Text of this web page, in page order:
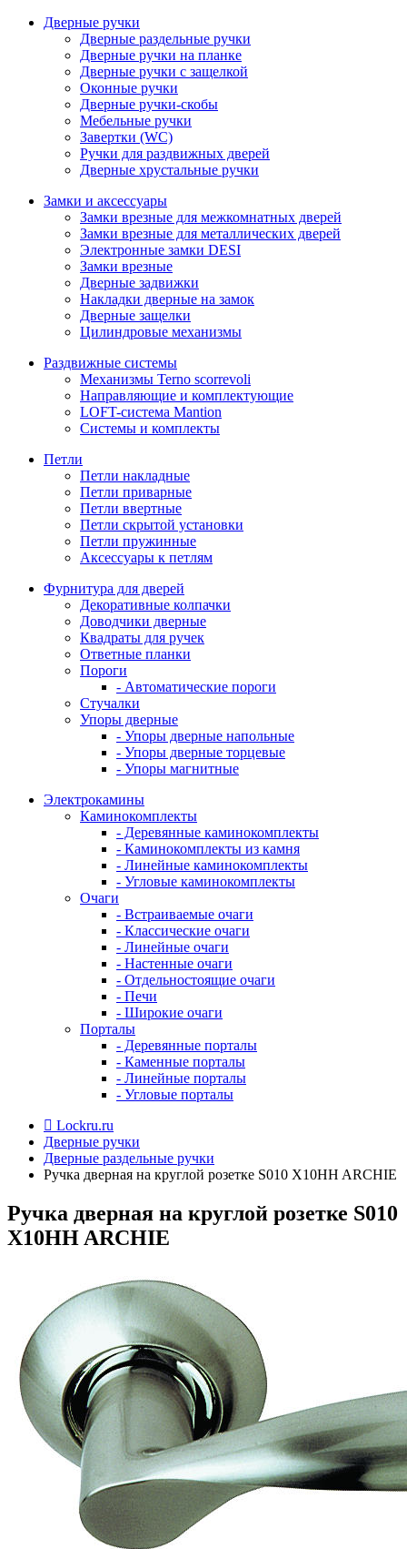
Дверные ручки
Дверные раздельные ручки
Дверные ручки на планке
Дверные ручки с защелкой
Оконные ручки
Дверные ручки-скобы
Мебельные ручки
Завертки (WC)
Ручки для раздвижных дверей
Дверные хрустальные ручки
Замки и аксессуары
Замки врезные для межкомнатных дверей
Замки врезные для металлических дверей
Электронные замки DESI
Замки врезные
Дверные задвижки
Накладки дверные на замок
Дверные защелки
Цилиндровые механизмы
Раздвижные системы
Механизмы Terno scorrevoli
Направляющие и комплектующие
LOFT-cистема Mantion
Системы и комплекты
Петли
Петли накладные
Петли приварные
Петли ввертные
Петли скрытой установки
Петли пружинные
Аксессуары к петлям
Фурнитура для дверей
Декоративные колпачки
Доводчики дверные
Квадраты для ручек
Ответные планки
Пороги
- Автоматические пороги
Стучалки
Упоры дверные
- Упоры дверные напольные
- Упоры дверные торцевые
- Упоры магнитные
Электрокамины
Каминокомплекты
- Деревянные каминокомплекты
- Каминокомплекты из камня
- Линейные каминокомплекты
- Угловые каминокомплекты
Очаги
- Встраиваемые очаги
- Классические очаги
- Линейные очаги
- Настенные очаги
- Отдельностоящие очаги
- Печи
- Широкие очаги
Порталы
- Деревянные порталы
- Каменные порталы
- Линейные порталы
- Угловые порталы
Lockru.ru
Дверные ручки
Дверные раздельные ручки
Ручка дверная на круглой розетке S010 X10HH ARCHIE
Ручка дверная на круглой розетке S010
X10HH ARCHIE